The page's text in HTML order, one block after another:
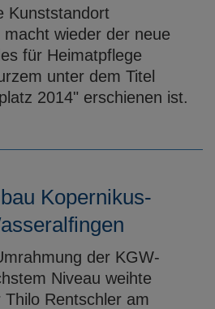
Kunststandort
wieder der neue
für Heimatpflege
unter dem Titel
2014" erschienen ist.
Kopernikus-
der KGW-
Niveau weihte
Rentschler am